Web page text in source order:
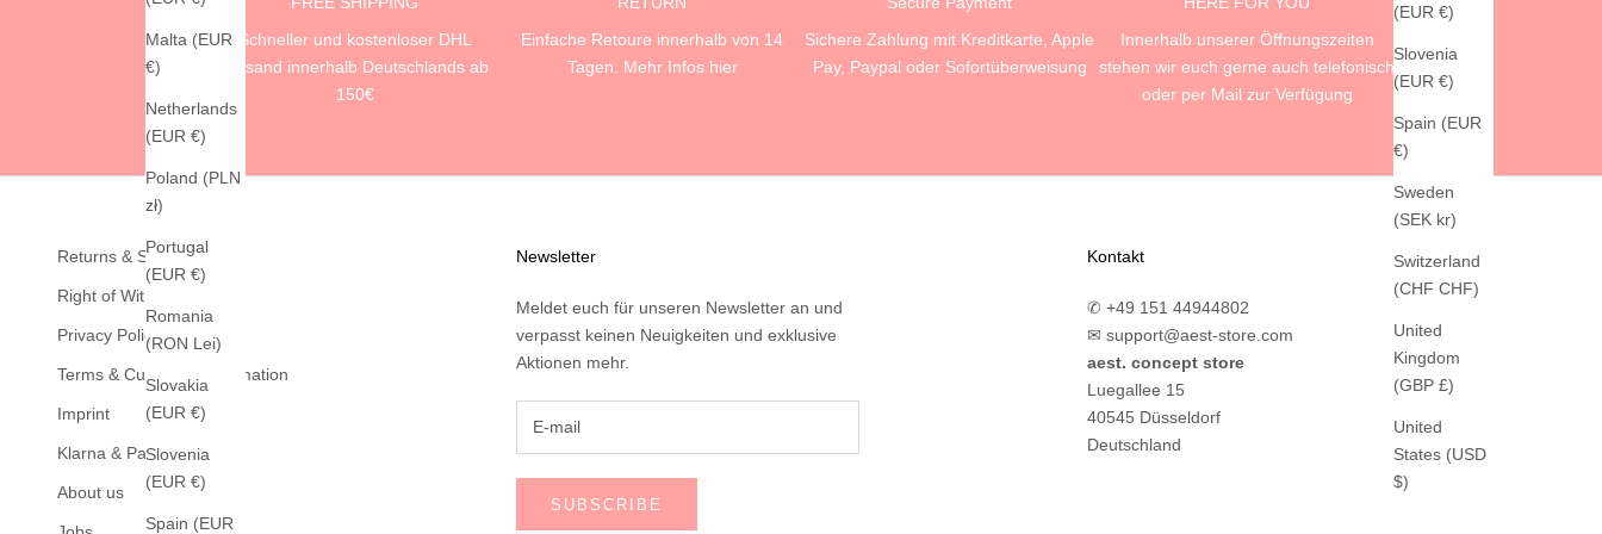
(EUR €)
Slovenia
(EUR €)
Spain (EUR
€)
Sweden
(SEK kr)
Switzerland
(CHF CHF)
United
Kingdom
(GBP £)
United
States (USD
$)
Malta (EUR
€)
Netherlands
(EUR €)
Poland (PLN
zł)
Portugal
(EUR €)
Romania
(RON Lei)
Slovakia
(EUR €)
Slovenia
(EUR €)
Spain (EUR
Schneller und kostenloser DHL
Versand innerhalb Deutschlands ab
150€
Einfache Retoure innerhalb von 14
Tagen. Mehr Infos hier
Sichere Zahlung mit Kreditkarte, Apple
Pay, Paypal oder Sofortüberweisung
Innerhalb unserer Öffnungszeiten
stehen wir euch gerne auch telefonisch
oder per Mail zur Verfügung
Returns & Shipping
Right of Withdrawal
Privacy Policy
Terms & Customer Information
Imprint
Klarna & PayPal
About us
Newsletter
Meldet euch für unseren Newsletter an und
verpasst keinen Neuigkeiten und exklusive
Aktionen mehr.
SUBSCRIBE
Kontakt
✆ +49 151 44944802
✉ support@aest-store.com
aest. concept store
Luegallee 15
40545 Düsseldorf
Deutschland